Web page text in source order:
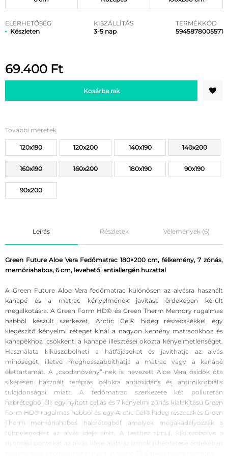
ELÉRHETŐSÉG
Készleten
KISZÁLLÍTÁS
3-5 nap
TERMÉKKÓD
5945878005571
69.400 Ft
Kosárba rak
További méretek
120x190 120x200 140x190 140x200
160x190 160x200 180x190 90x190
90x200
Leírás Részletek Vélemények (6)
Green Future Aloe Vera Fedőmatrac 180×200 cm, félkemény, 7 zónás,
memóriahabos, 6 cm, levehető, antiallergén huzattal
A Green Future Aloe Vera fedőmatrac különösen az alvásra használt
kanapé és a matrac kényelmének javítása érdekében került
megalkotásra. A Green Form HD® és Green Therm Memory rugalmas
habból készült szerkezet, Arctic Gel® hideg részecskékkel egy
kiegészítő kényelmi réteget kínál a nagyon kemény matracokhoz és
kanapékhoz, csökkenti a kanapé illesztései okozta kényelmetlenséget.
Használata kiküszöbölheti a hátfájásokat és javíthatja az alvás
minőségét, illetve meghosszabbíthatja a matrac vagy a kanapé
élettartamát. A „csodanövény”-nek is nevezett Aloe Vera ősidők óta
sikeresen használt terápiás célokra antioxidáns és antimikrobiális
tulajdonságai miatt. A fedőmatrac szerkezete két poliuretán
habrétegből áll: egy nyitott cellás és 7 kényelmi zónás kialakítású Green
Form HD® rugalmas habból és egy Arctic Gél® hideg részecskés Green
Therm memóriahabos habrétegből, amelyek megakadályozzák a
túlmelegedést az alvás ideje alatt. A testhez simul, kiküszöbölve a